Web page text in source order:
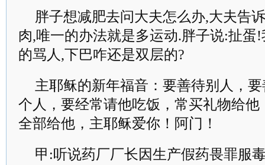
胖子想减肥去问大夫怎么办,大夫告
肉,唯一的办法就是多运动.胖子说:扯蛋
的骂人,下巴咋还是双层的?
主耶稣的新年福音：要善待别人，
个人，要经常请他吃饭，常买礼物给
全部给他，主耶稣爱你！阿门！
甲:听说药厂厂长因生产假药畏罪服